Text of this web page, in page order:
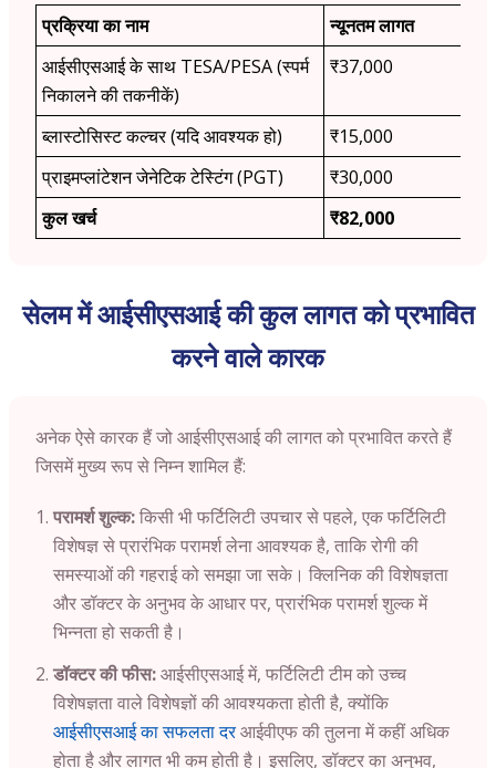
प्रक्रिया का नाम
न्यूनतम लागत
आईसीएसआई के साथ TESA/PESA (स्पर्म
निकालने की तकनीकें)
₹37,000
ब्लास्टोसिस्ट कल्चर (यदि आवश्यक हो)
₹15,000
प्राइमप्लांटेशन जेनेटिक टेस्टिंग (PGT)
₹30,000
कुल खर्च
₹82,000
सेलम में आईसीएसआई की कुल लागत को प्रभावित
करने वाले कारक
अनेक ऐसे कारक हैं जो आईसीएसआई की लागत को प्रभावित करते हैं
जिसमें मुख्य रूप से निम्न शामिल हैं:
परामर्श शुल्क:किसी भी फर्टिलिटी उपचार से पहले, एक फर्टिलिटी
विशेषज्ञ से प्रारंभिक परामर्श लेना आवश्यक है, ताकि रोगी की
समस्याओं की गहराई को समझा जा सके। क्लिनिक की विशेषज्ञता
और डॉक्टर के अनुभव के आधार पर, प्रारंभिक परामर्श शुल्क में
भिन्नता हो सकती है।
डॉक्टर की फीस:आईसीएसआई में, फर्टिलिटी टीम को उच्च
विशेषज्ञता वाले विशेषज्ञों की आवश्यकता होती है, क्योंकि
आईसीएसआई का सफलता दरआईवीएफ की तुलना में कहीं अधिक
होता है और लागत भी कम होती है। इसलिए, डॉक्टर का अनुभव,